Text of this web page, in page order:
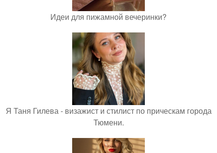
Идеи для пижамной вечеринки?
Я Таня Гилева - визажист и стилист по прическам города
Тюмени.